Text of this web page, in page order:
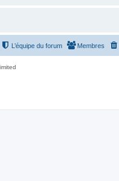
Membres
L’équipe du forum